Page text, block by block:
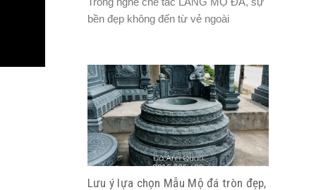
bền đẹp không đến từ vẻ ngoài
Lưu ý lựa chọn Mẫu Mộ đá tròn đẹp,